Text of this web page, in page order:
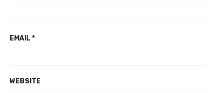
EMAIL *
WEBSITE